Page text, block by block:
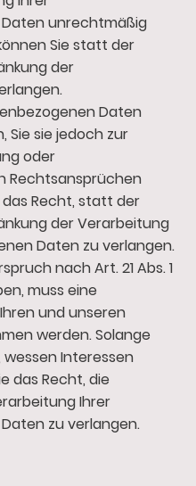
unrechtmäßig
Sie statt der
der
Daten
Sie sie jedoch zur
oder
Rechtsansprüchen
Recht, statt der
der Verarbeitung
Daten zu verlangen.
nach Art. 21 Abs. 1
muss eine
und unseren
werden. Solange
Interessen
das Recht, die
Ihrer
zu verlangen.